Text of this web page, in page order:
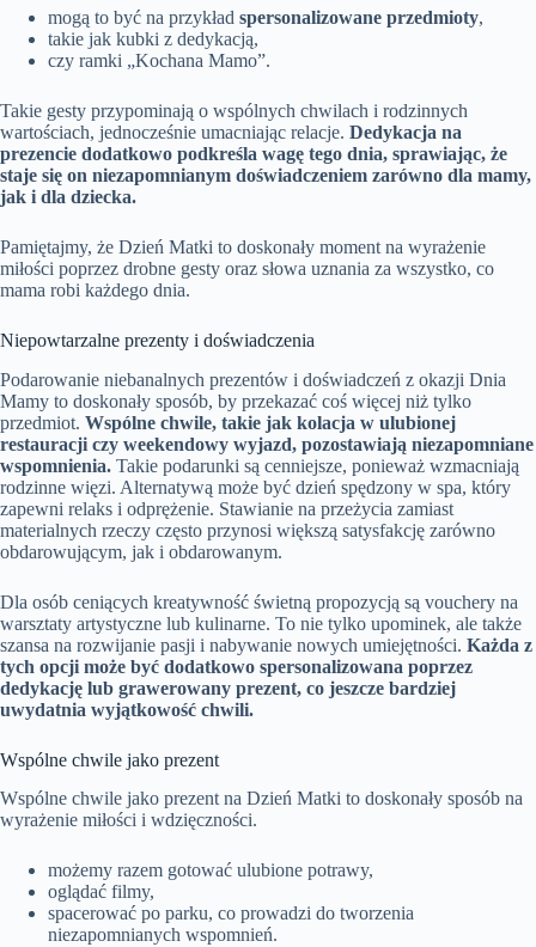
mogą to być na przykład spersonalizowane przedmioty,
takie jak kubki z dedykacją,
czy ramki „Kochana Mamo”.
Takie gesty przypominają o wspólnych chwilach i rodzinnych
wartościach, jednocześnie umacniając relacje. Dedykacja na
prezencie dodatkowo podkreśla wagę tego dnia, sprawiając, że
staje się on niezapomnianym doświadczeniem zarówno dla mamy,
jak i dla dziecka.
Pamiętajmy, że Dzień Matki to doskonały moment na wyrażenie
miłości poprzez drobne gesty oraz słowa uznania za wszystko, co
mama robi każdego dnia.
Niepowtarzalne prezenty i doświadczenia
Podarowanie niebanalnych prezentów i doświadczeń z okazji Dnia
Mamy to doskonały sposób, by przekazać coś więcej niż tylko
przedmiot. Wspólne chwile, takie jak kolacja w ulubionej
restauracji czy weekendowy wyjazd, pozostawiają niezapomniane
wspomnienia. Takie podarunki są cenniejsze, ponieważ wzmacniają
rodzinne więzi. Alternatywą może być dzień spędzony w spa, który
zapewni relaks i odprężenie. Stawianie na przeżycia zamiast
materialnych rzeczy często przynosi większą satysfakcję zarówno
obdarowującym, jak i obdarowanym.
Dla osób ceniących kreatywność świetną propozycją są vouchery na
warsztaty artystyczne lub kulinarne. To nie tylko upominek, ale także
szansa na rozwijanie pasji i nabywanie nowych umiejętności. Każda z
tych opcji może być dodatkowo spersonalizowana poprzez
dedykację lub grawerowany prezent, co jeszcze bardziej
uwydatnia wyjątkowość chwili.
Wspólne chwile jako prezent
Wspólne chwile jako prezent na Dzień Matki to doskonały sposób na
wyrażenie miłości i wdzięczności.
możemy razem gotować ulubione potrawy,
oglądać filmy,
spacerować po parku, co prowadzi do tworzenia
niezapomnianych wspomnień.